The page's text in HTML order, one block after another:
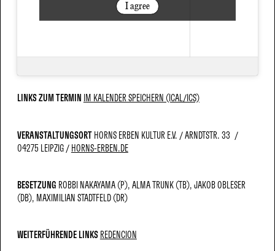
I agree
LINKS ZUM TERMIN IM KALENDER SPEICHERN (ICAL/ICS)
VERANSTALTUNGSORT HORNS ERBEN KULTUR E.V.
ARNDTSTR. 33
04275 LEIPZIG
HORNS-ERBEN.DE
BESETZUNG ROBBI NAKAYAMA (P) ALMA TRUNK (TB) JAKOB OBLESER
(DB) MAXIMILIAN STADTFELD (DR)
WEITERFÜHRENDE LINKS REDENCION